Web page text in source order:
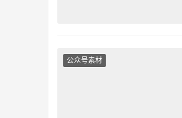
公众号素材